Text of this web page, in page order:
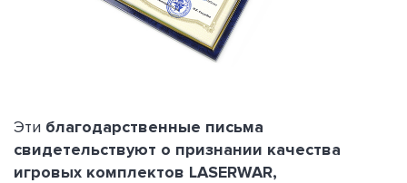
Эти благодарственные письма
свидетельствуют о признании качества
игровых комплектов LASERWAR,